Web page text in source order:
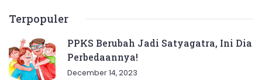
Terpopuler
PPKS Berubah Jadi Satyagatra, Ini Dia
Perbedaannya!
December 14, 2023